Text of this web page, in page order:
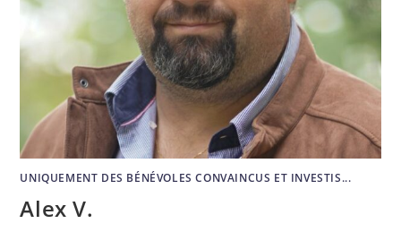
UNIQUEMENT DES BÉNÉVOLES CONVAINCUS ET INVESTIS...
Alex V.